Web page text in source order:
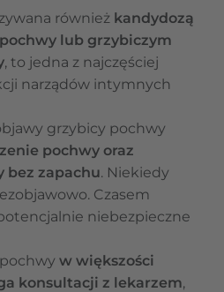
również kandydozą
lub grzybiczym
, to jedna z najczęściej
narządów intymnych
grzybicy pochwy
pochwy oraz
bez zapachu. Niekiedy
Czasem
niebezpieczne
w większości
konsultacji z lekarzem,